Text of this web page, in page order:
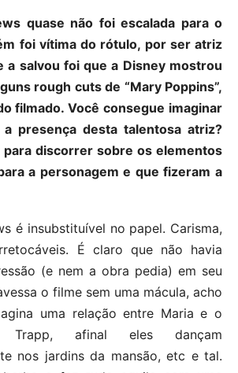
quase não foi escalada para o
foi vítima do rótulo, por ser atriz
a salvou foi que a Disney mostrou
rough cuts de “Mary Poppins”,
filmado. Você consegue imaginar
presença desta talentosa atriz?
para discorrer sobre os elementos
a personagem e que fizeram a
é insubstituível no papel. Carisma,
É claro que não havia
(e nem a obra pedia) em seu
o filme sem uma mácula, acho
uma relação entre Maria e o
Trapp, afinal eles dançam
nos jardins da mansão, etc e tal.